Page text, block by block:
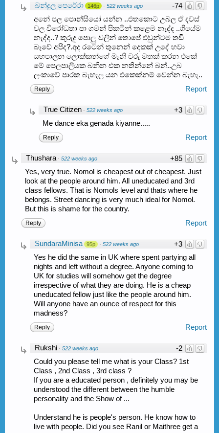
-74
බන්දුල පෙරේරා 146p · 522 weeks ago
අනේ පල පොන්සියෝ යන්න ..එතකොට උබල ඒ දවස්
වල විරෝධතා පා ගමන් පිකටින් කළෙම නැද්ද ..ගියේම
නැද්ද..? කුරුදු පොලු වලින් තොපේ එවුන්ටම තඩි
බෑවේ අපිද?.අද රටෙන් තුනෙන් දෙකක් උදේ හවා
යහපාලන ලොක්කන්ගේ මෑනි වරු මතක් කරන එකේ
මේ පෙලපාලියක බනින එක නතින්නේ බන්..උබ
ලංකාවේ පාරක බැහැල යන එකෙක්නම් වෙන්න බැහැ..
Report
Reply
+3
True Citizen · 522 weeks ago
Me dance eka genada kiyanne.....
Report
Reply
+85
Thushara · 522 weeks ago
Yes, very true. Nomol is cheapest out of cheapest. Just
look at the people around him. All uneducated and 3rd
class fellows. That is Nomols level and thats where he
belongs. Street dancing is very much ideal for Nomol.
But this is shame for the country.
Report
Reply
+3
SundaraMinisa 95p · 522 weeks ago
Yes he did the same in UK where spent partying all
nights and left without a degree. Anyone coming to
UK for studies will somehow get the degree
irrespective of what they are doing. He is a cheap
uneducated fellow just like the people around him.
Will anyone have an ounce of respect for this
madness?
Report
Reply
-2
Rukshi · 522 weeks ago
Could you please tell me what is your Class? 1st
Class , 2nd Class , 3rd class ?
If you are a educated person , definitely you may be
understood the different between the humble
personality and the Show of ...
Understand he is people's person. He know how to
live with people. Did you see Ranil or Maithree get a